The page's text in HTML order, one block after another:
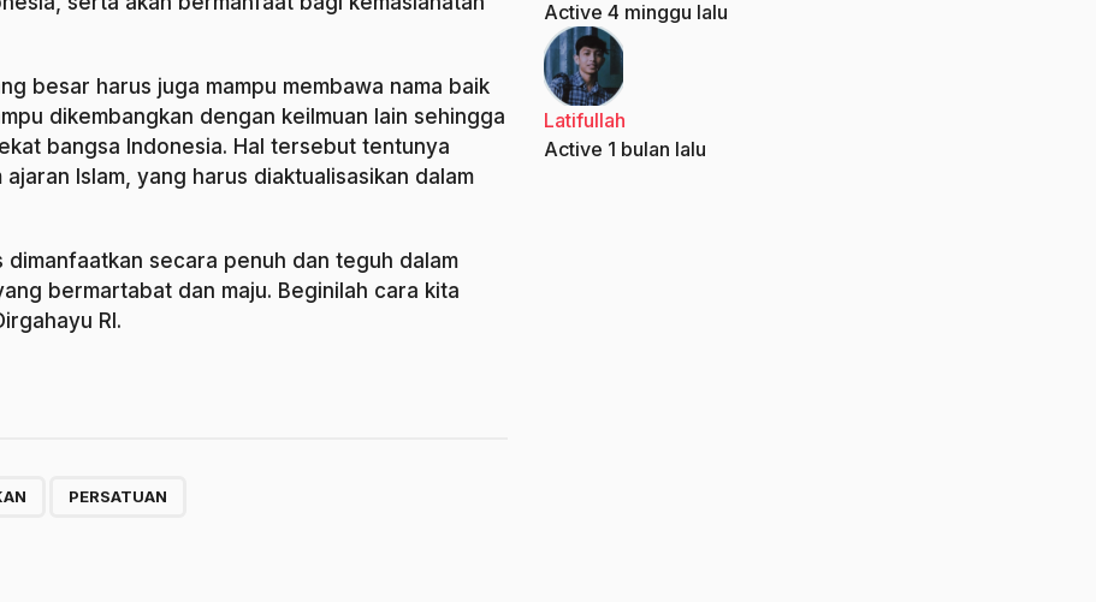
besar harus juga mampu membawa nama baik
dikembangkan dengan keilmuan lain sehingga
bangsa Indonesia. Hal tersebut tentunya
Islam, yang harus diaktualisasikan dalam
secara penuh dan teguh dalam
bermartabat dan maju. Beginilah cara kita
RI.
PERSATUAN
Active 4 minggu lalu
Latifullah
Active 1 bulan lalu